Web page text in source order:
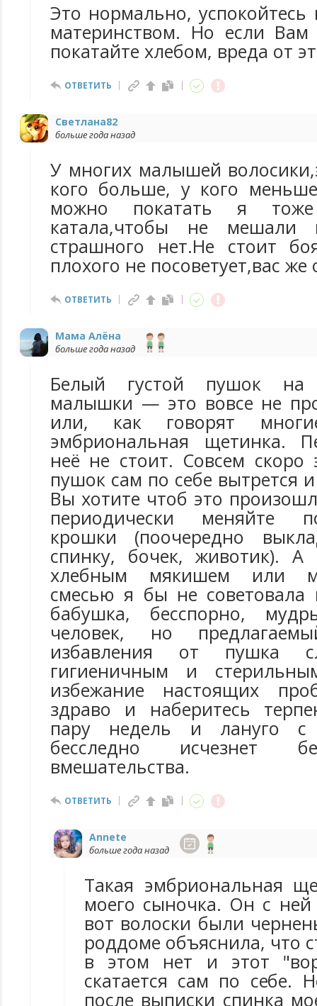
Это нормально, успокойтесь
материнством. Но если Вам
покатайте хлебом, вреда от
ОТВЕТИТЬ
Светлана82
больше года назад
У многих малышей
кого больше, у кого
можно покатать я
катала,чтобы не мешали
страшного нет.Не стоит
плохого не посоветует,вас
ОТВЕТИТЬ
Мама Алёна
больше года назад
Белый густой пушок на
малышки — это вовсе не
или, как говорят
эмбриональная щетинка.
неё не стоит. Совсем скоро
пушок сам по себе вытрется
Вы хотите чтоб это
периодически меняйте
крошки (поочередно
спинку, бочек, животик).
хлебным мякишем или
смесью я бы не советовала
бабушка, бесспорно,
человек, но
избавления от пушка
гигиеничным и
избежание настоящих
здраво и наберитесь
пару недель и лануго
бесследно исчезнет
вмешательства.
ОТВЕТИТЬ
Annete
больше года назад
Такая эмбриональная
моего сыночка. Он с ней
вот волоски были
роддоме объяснила, что
в этом нет и этот
скатается сам по себе.
после выписки спинка